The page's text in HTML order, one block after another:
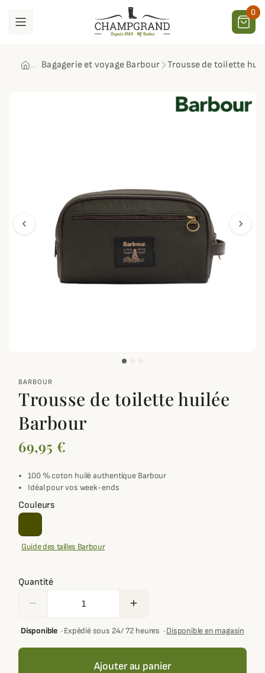
0
Bagagerie et voyage Barbour Trousse de toilette
chevron_left chevron_right
BARBOUR
Trousse de toilette huilée
Barbour
69,95 €
100 % coton huilé authentique Barbour
Idéal pour vos week-ends
Couleurs
Guide des tailles Barbour
Quantité
remove add
Disponible·Expédié sous 24/ 72 heures ·Disponible en magasin
Ajouter au panier